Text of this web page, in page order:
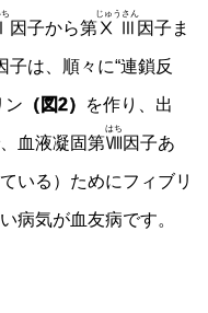
因子から第ⅩⅢ
じゅうさん
因子ま
子は、順々に“連鎖反
ン （図2） を作り、出
血液凝固第Ⅷ
はち
因子あ
いる）ためにフィブリ
病気が血友病です。